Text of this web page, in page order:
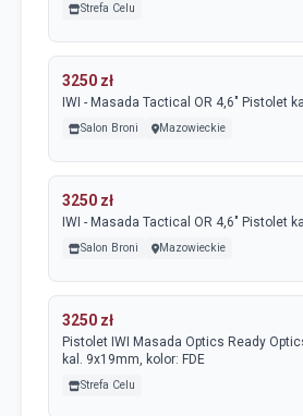
Strefa Celu
3250 zł
IWI - Masada Tactical OR 4,6" Pistolet
Salon Broni Mazowieckie
3250 zł
IWI - Masada Tactical OR 4,6" Pistolet
Salon Broni Mazowieckie
3250 zł
Pistolet IWI Masada Optics Ready
kal. 9x19mm, kolor: FDE
Strefa Celu